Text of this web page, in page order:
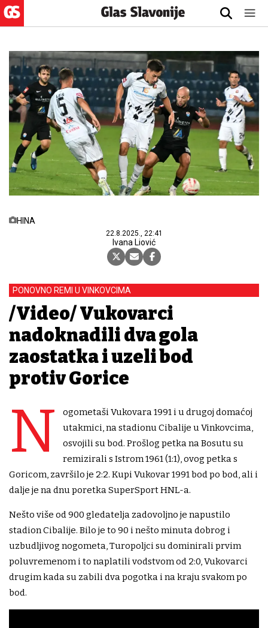
HINA
22.8.2025., 22:41
Ivana Liović
PONOVNO REMI U VINKOVCIMA
/Video/ Vukovarci
nadoknadili dva gola
zaostatka i uzeli bod
protiv Gorice
N
ogometaši Vukovara 1991 i u drugoj domaćoj
utakmici, na stadionu Cibalije u Vinkovcima,
osvojili su bod. Prošlog petka na Bosutu su
remizirali s Istrom 1961 (1:1), ovog petka s
Goricom, završilo je 2:2. Kupi Vukovar 1991 bod po bod, ali i
dalje je na dnu poretka SuperSport HNL-a.
Nešto više od 900 gledatelja zadovoljno je napustilo
stadion Cibalije. Bilo je to 90 i nešto minuta dobrog i
uzbudljivog nogometa, Turopoljci su dominirali prvim
poluvremenom i to naplatili vodstvom od 2:0, Vukovarci
drugim kada su zabili dva pogotka i na kraju svakom po
bod.